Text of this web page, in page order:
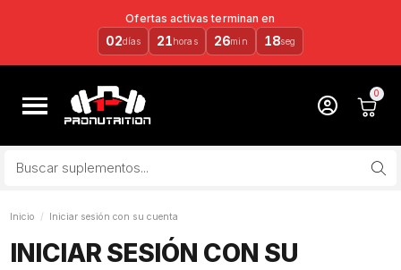
Ofertas activas terminan en
02días 21horas 26min 17seg
Inicio Iniciar sesión con su cuenta
INICIAR SESIÓN CON SU